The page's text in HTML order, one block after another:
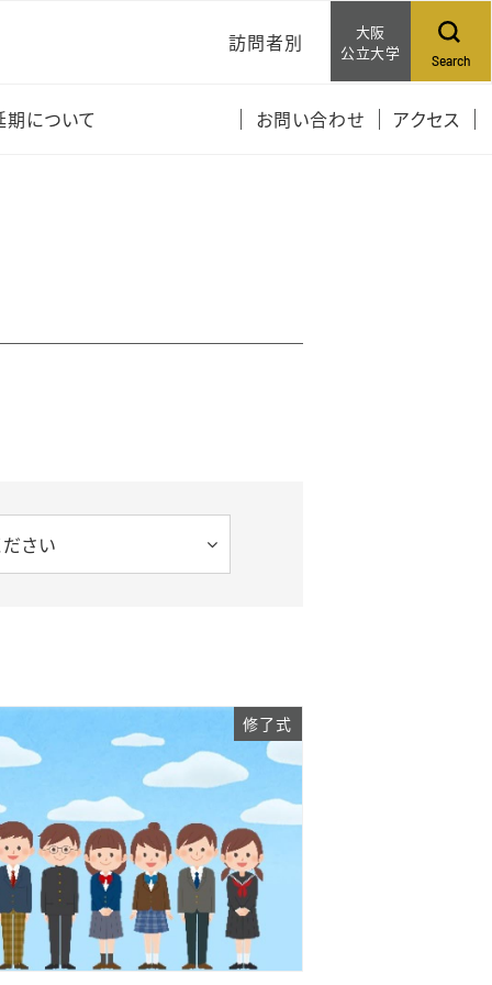
訪問者別
受講生の皆さんへ
大阪
公立大学
Search
期について お問い合わせ アクセス
さい
修了式